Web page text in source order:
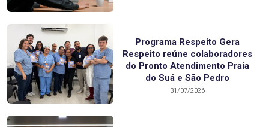
Programa Respeito Gera
Respeito reúne colaboradores
do Pronto Atendimento Praia
do Suá e São Pedro
31/07/2026